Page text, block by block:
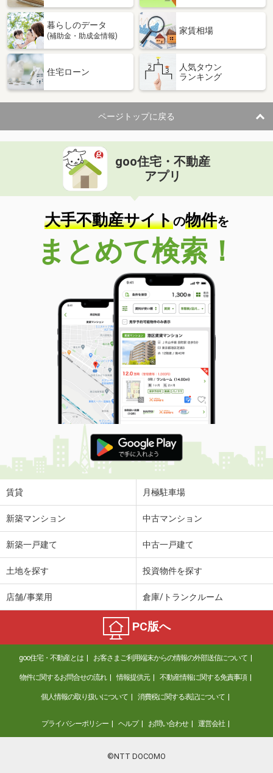
暮らしのデータ
(補助金・助成金情報)
家賃相場
住宅ローン
人気タウン
ランキング
ページトップに戻る
goo住宅・不動産
アプリ
大手不動産サイトの物件を
まとめて検索！
賃貸 月極駐車場
新築マンション 中古マンション
新築一戸建て 中古一戸建て
土地を探す 投資物件を探す
店舗/事業用 倉庫/トランクルーム
PC版へ
goo住宅・不動産とは お客さまご利用端末からの情報の外部送信について
物件に関するお問合せの流れ 情報提供元 不動産情報に関する免責事項
個人情報の取り扱いについて 消費税に関する表記について
プライバシーポリシー ヘルプ お問い合わせ 運営会社
©NTT DOCOMO